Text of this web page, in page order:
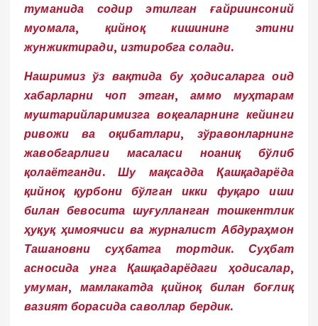
туманида содир этилган ғайриинсоний
муомала, қийноқ кишининг этини
жунжиктиради, изтиробга солади.
Нашримиз ўз вақтида бу ҳодисаларга оид
хабарларни чоп этган, аммо муҳтарам
муштарийларимизга воқеаларнинг кейинги
ривожи ва оқибатлари, зўравонларнинг
жавобгарлиги масаласи ноаниқ бўлиб
қолаётганди. Шу мақсадда Қашқадарёда
қийноқ қурбони бўлган икки фуқаро иши
билан бевосита шуғулланган тошкентлик
ҳуқуқ ҳимоячиси ва журналист Абдураҳмон
Ташановни суҳбатга тортдик. Суҳбат
асносида унга Қашқадарёдаги ҳодисалар,
умуман, мамлакатда қийноқ билан боғлиқ
вазият борасида саволлар бердик.